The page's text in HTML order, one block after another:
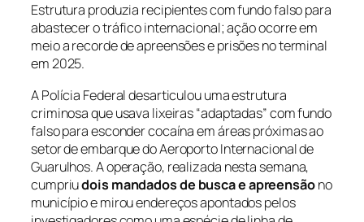
Estrutura produzia recipientes com fundo falso para
abastecer o tráfico internacional; ação ocorre em
meio a recorde de apreensões e prisões no terminal
em 2025.
A Polícia Federal desarticulou uma estrutura
criminosa que usava lixeiras “adaptadas” com fundo
falso para esconder cocaína em áreas próximas ao
setor de embarque do Aeroporto Internacional de
Guarulhos. A operação, realizada nesta semana,
cumpriudois mandados de busca e apreensãono
município e mirou endereços apontados pelos